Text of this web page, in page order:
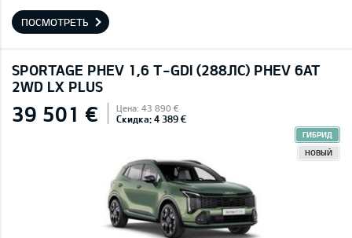
ПОСМОТРЕТЬ
SPORTAGE PHEV 1,6 T-GDI (288ЛС) PHEV 6AT
2WD LX PLUS
39 501 € Цена: 43 890 €
Скидка: 4 389 €
ГИБРИД
НОВЫЙ